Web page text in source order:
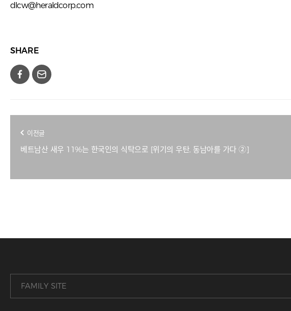
dlcw@heraldcorp.com
SHARE
이전글
베트남산 새우 11%는 한국인의 식탁으로 [위기의 우탄, 동남아를 가다 ②]